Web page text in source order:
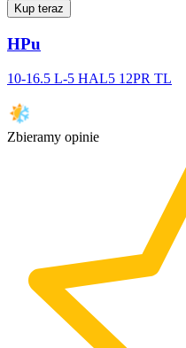
Kup teraz
HPu
10-16.5 L-5 HAL5 12PR TL
Zbieramy opinie